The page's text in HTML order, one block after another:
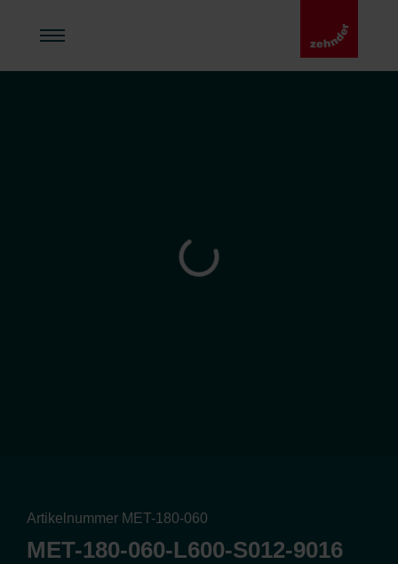
Artikelnummer MET-180-060
MET-180-060-L600-S012-9016